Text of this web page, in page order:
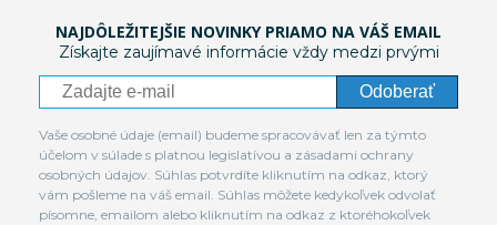
NAJDÔLEŽITEJŠIE NOVINKY PRIAMO NA VÁŠ EMAIL
Získajte zaujímavé informácie vždy medzi prvými
Odoberať
Vaše osobné údaje (email) budeme spracovávať len za týmto
účelom v súlade s platnou legislatívou a zásadami ochrany
osobných údajov. Súhlas potvrdíte kliknutím na odkaz, ktorý
vám pošleme na váš email. Súhlas môžete kedykoľvek odvolať
písomne, emailom alebo kliknutím na odkaz z ktoréhokoľvek